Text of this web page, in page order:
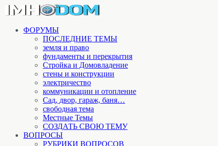
ФОРУМЫ
ПОСЛЕДНИЕ ТЕМЫ
земля и право
фундаменты и перекрытия
Стройка и Домовладение
стены и конструкции
электричество
коммуникации и отопление
Cад, двор, гараж, баня…
свободная тема
Местные Темы
СОЗДАТЬ СВОЮ ТЕМУ
ВОПРОСЫ
РУБРИКИ ВОПРОСОВ